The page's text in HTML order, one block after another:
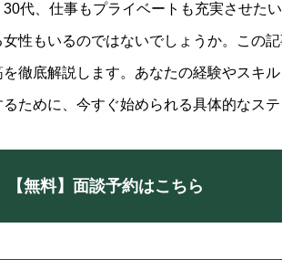
代、仕事もプライベートも充実させた
性もいるのではないでしょうか。この
徹底解説します。あなたの経験やスキ
ために、今すぐ始められる具体的なステ
【無料】面談予約はこちら